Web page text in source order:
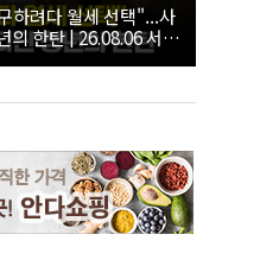
하려다 월세 선택"...사
의 한탄 | 26.08.06 서울